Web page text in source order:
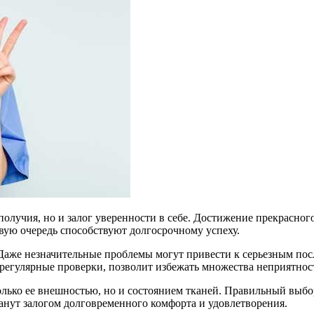
но и залог уверенности в себе. Достижение
очередь способствуют долгосрочному успеху.
незначительные проблемы могут привести к серьезным
проверки, позволит избежать множества
ее внешностью, но и состоянием тканей. Правильный
залогом долговременного комфорта и удовлетворения.